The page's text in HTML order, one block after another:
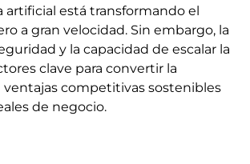
artificial está transformando el
a gran velocidad. Sin embargo, la
y la capacidad de escalar la
clave para convertir la
ventajas competitivas sostenibles
de negocio.